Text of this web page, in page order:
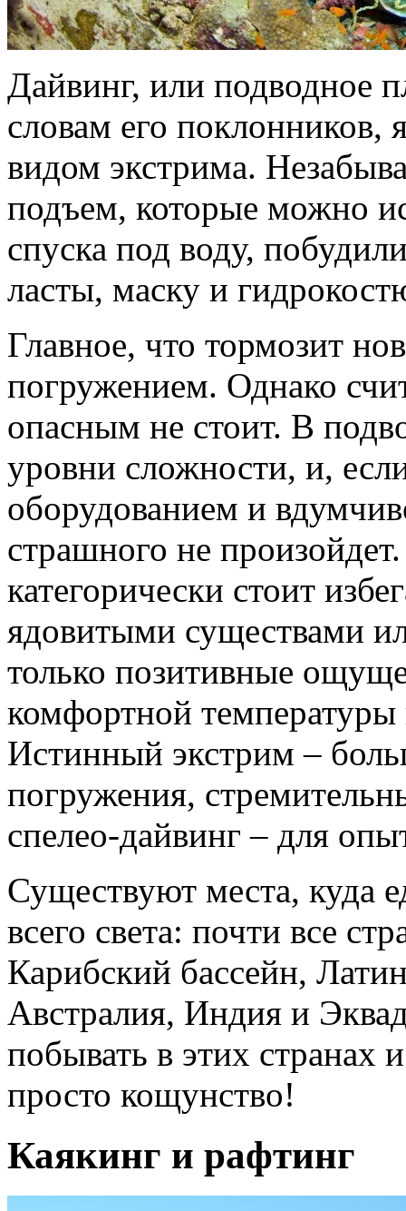
Дайвинг, или подводное
словам его поклонников,
видом экстрима.
подъем, которые можно
спуска под воду,
ласты, маску и
Главное, что тормозит
погружением. Однако
опасным не стоит. В
уровни сложности, и,
оборудованием и
страшного не
категорически стоит
ядовитыми существами
только позитивные
комфортной
Истинный экстрим –
погружения,
спелео-дайвинг – для
Существуют места, куда
всего света: почти все
Карибский бассейн,
Австралия, Индия и
побывать в этих странах
просто кощунство!
Каякинг и рафтинг